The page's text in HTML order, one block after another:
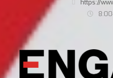
https://